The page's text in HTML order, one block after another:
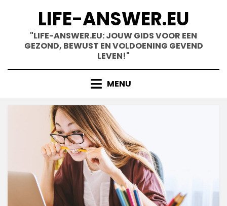
LIFE-ANSWER.EU
"LIFE-ANSWER.EU: JOUW GIDS VOOR EEN
GEZOND, BEWUST EN VOLDOENING GEVEND
LEVEN!"
MENU